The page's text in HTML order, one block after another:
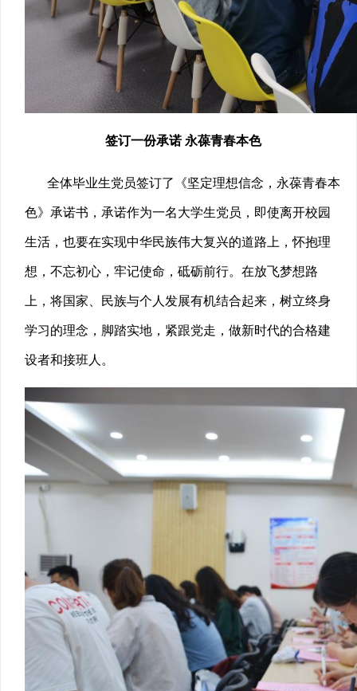
签订一份承诺 永葆青春本色
全体毕业生党员签订了《坚定理想信念，永葆青春本
色》承诺书，承诺作为一名大学生党员，即使离开校园
生活，也要在实现中华民族伟大复兴的道路上，怀抱理
想，不忘初心，牢记使命，砥砺前行。在放飞梦想路
上，将国家、民族与个人发展有机结合起来，树立终身
学习的理念，脚踏实地，紧跟党走，做新时代的合格建
设者和接班人。